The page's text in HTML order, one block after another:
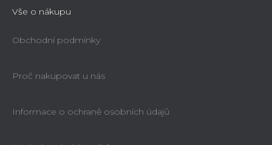
Vše o nákupu
Obchodní podmínky
Proč nakupovat u nás
Informace o ochraně osobních údajů